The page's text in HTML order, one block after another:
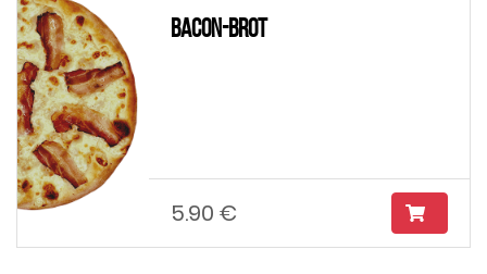
Bacon-Brot
5.90 €